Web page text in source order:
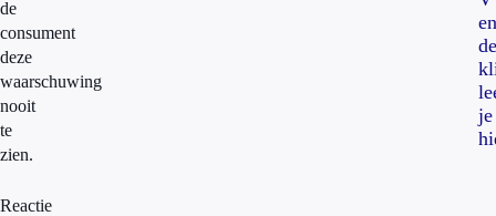
de
consument
deze
waarschuwing
nooit
te
zien.
Reactie
en
de
je